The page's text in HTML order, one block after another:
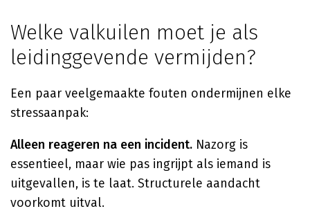
Welke valkuilen moet je als
leidinggevende vermijden?
Een paar veelgemaakte fouten ondermijnen elke
stressaanpak:
Alleen reageren na een incident. Nazorg is
essentieel, maar wie pas ingrijpt als iemand is
uitgevallen, is te laat. Structurele aandacht
voorkomt uitval.